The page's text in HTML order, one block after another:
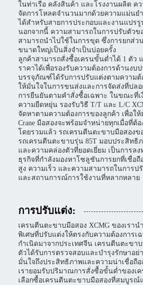
ในท่าเรือ คลังสินค้า และโรงงานผลิต ค
จัดการโหลดจำนวนมากด้วยความแม่นย
ได้สำหรับสายการประกอบและงานแปร
นอกจากนี้ ความสามารถในการปรับตัวข
สามารถนำไปใช้ในการขุด ซึ่งการยกส่
ขนาดใหญ่เป็นสิ่งจำเป็นบ่อยครั้ง
ลูกค้าสามารถสั่งซื้อเครนขั้นต่ำได้ 1 ตัว
ราคาได้เพื่อรองรับความต้องการด้านง
บรรจุภัณฑ์ได้รับการปรับแต่งตามความต้
ให้มั่นใจในการขนส่งและการจัดส่งที่ปลอ
การยืนยันตามคำสั่งซื้อเฉพาะ ในขณะที่เ
ความยืดหยุ่น รองรับวิธี T/T และ L/C
จัดหาตามความต้องการของลูกค้า เพื่อให้
Crane มือสองจะพร้อมจำหน่ายทุกเมื่อที่ต้อ
โดยรวมแล้ว รถเครนตีนตะขาบมือสองข
รถเครนตีนตะขาบรุ่น 85T มอบประสิทธิ
และความคล่องตัวที่ยอดเยี่ยม เป็นการล
ธุรกิจที่กำลังมองหาโซลูชันการยกที่เชื่อถื
สูง ความเร็ว และความสามารถในการป
และสถานการณ์การใช้งานที่หลากหลาย
การปรับแต่ง:
เครนตีนตะขาบมือสอง XCMG ของเราน
พิเศษที่ปรับแต่งให้ตรงกับความต้องการ
กำเนิดมาจากประเทศจีน เครนตีนตะข
ตัวได้รับการตรวจสอบและบำรุงรักษาอย่
มั่นใจถึงประสิทธิภาพและความน่าเชื่อถือ
เรายอมรับปริมาณการสั่งซื้อขั้นต่ำของเ
เลือกซื้อเครนตีนตะขาบมือสองที่สมบูรณ์